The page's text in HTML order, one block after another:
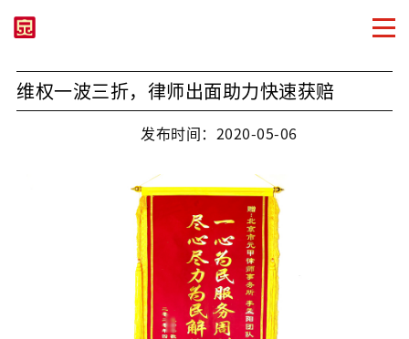
维权一波三折，律师出面助力快速获赔
发布时间：2020-05-06